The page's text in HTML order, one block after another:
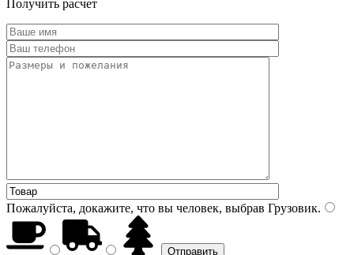
Получить расчет
Пожалуйста, докажите, что вы человек, выбрав Грузовик.